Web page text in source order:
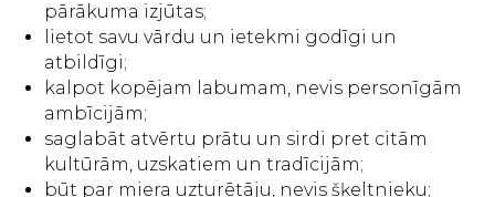
pārākuma izjūtas;
lietot savu vārdu un ietekmi godīgi un
atbildīgi;
kalpot kopējam labumam, nevis personīgām
ambīcijām;
saglabāt atvērtu prātu un sirdi pret citām
kultūrām, uzskatiem un tradīcijām;
būt par miera uzturētāju, nevis šķeltnieku;